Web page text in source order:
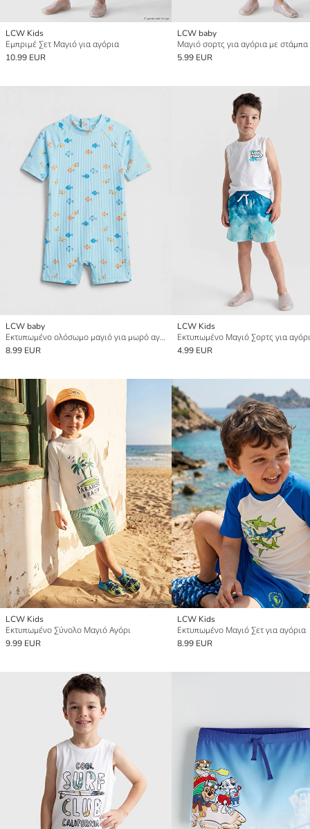
LCW Kids
Εμπριμέ Σετ Μαγιό για αγόρια
10.99 EUR
LCW baby
5.99 EUR
LCW baby
Εκτυπωμένο ολόσωμο μαγιό για μωρό αγόρι
8.99 EUR
LCW Kids
Εκτυπωμένο Μαγιό Σορτς για
4.99 EUR
LCW Kids
Εκτυπωμένο Σύνολο Μαγιό Αγόρι
9.99 EUR
LCW Kids
Εκτυπωμένο Μαγιό Σετ για αγόρια
8.99 EUR